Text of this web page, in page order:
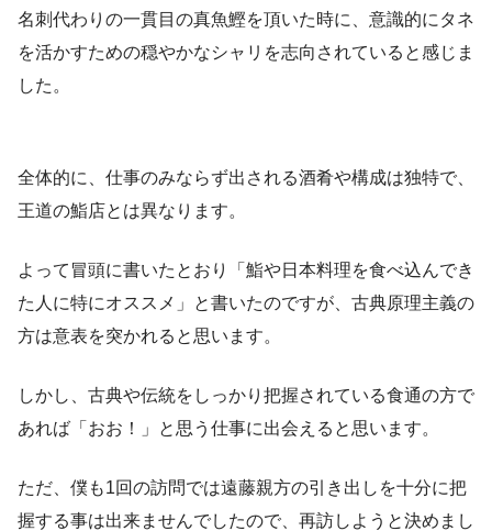
名刺代わりの一貫目の真魚鰹を頂いた時に、意識的にタネ
を活かすための穏やかなシャリを志向されていると感じま
した。
全体的に、仕事のみならず出される酒肴や構成は独特で、
王道の鮨店とは異なります。
よって冒頭に書いたとおり「鮨や日本料理を食べ込んでき
た人に特にオススメ」と書いたのですが、古典原理主義の
方は意表を突かれると思います。
しかし、古典や伝統をしっかり把握されている食通の方で
あれば「おお！」と思う仕事に出会えると思います。
ただ、僕も1回の訪問では遠藤親方の引き出しを十分に把
握する事は出来ませんでしたので、再訪しようと決めまし